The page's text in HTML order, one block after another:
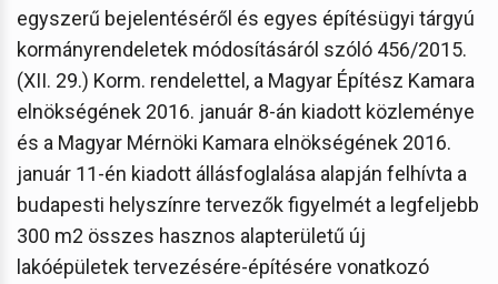
egyszerű bejelentéséről és egyes építésügyi tárgyú
kormányrendeletek módosításáról szóló 456/2015.
(XII. 29.) Korm. rendelettel, a Magyar Építész Kamara
elnökségének 2016. január 8-án kiadott közleménye
és a Magyar Mérnöki Kamara elnökségének 2016.
január 11-én kiadott állásfoglalása alapján felhívta a
budapesti helyszínre tervezők figyelmét a legfeljebb
300 m2 összes hasznos alapterületű új
lakóépületek tervezésére-építésére vonatkozó